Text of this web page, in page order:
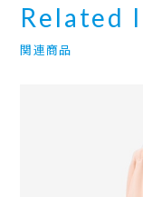
Related
関連商品